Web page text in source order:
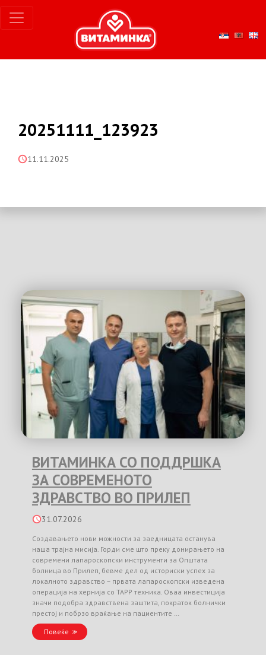
20251111_123923
11.11.2025
ВИТАМИНКА СО ПОДДРШКА
ЗА СОВРЕМЕНОТО
ЗДРАВСТВО ВО ПРИЛЕП
31.07.2026
Создавањето нови можности за заедницата останува
наша трајна мисија. Горди сме што преку донирањето на
современи лапароскопски инструменти за Општата
болница во Прилеп, бевме дел од историски успех за
локалното здравство – првата лапароскопски изведена
операција на хернија со TAPP техника. Оваа инвестиција
значи подобра здравствена заштита, пократок болнички
престој и побрзо враќање на пациентите …
Повеќе